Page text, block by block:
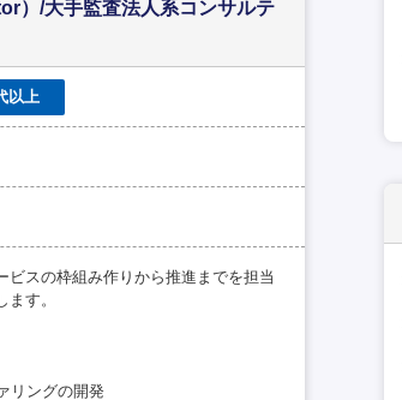
）/大手監査法人系コンサルテ
以上
スの枠組み作りから推進までを担当
す。
リングの開発